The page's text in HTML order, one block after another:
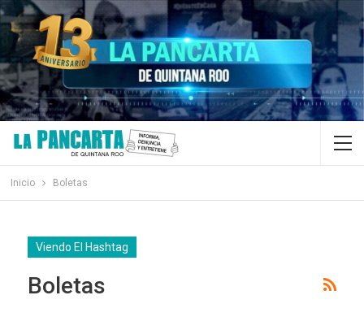
Inicio Boletas
Viendo El Hashtag
Boletas